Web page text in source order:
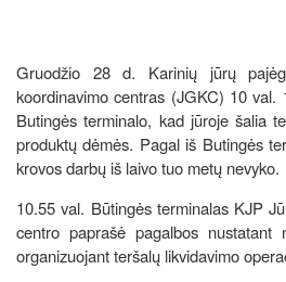
Gruodžio 28 d. Karinių jūrų
koordinavimo centras (JGKC) 10
Butingės terminalo, kad jūroje šalia
produktų dėmės. Pagal iš Butingės
krovos darbų iš laivo tuo metų nevyko.
10.55 val. Būtingės terminalas KJP
centro paprašė pagalbos nustatant
organizuojant teršalų likvidavimo